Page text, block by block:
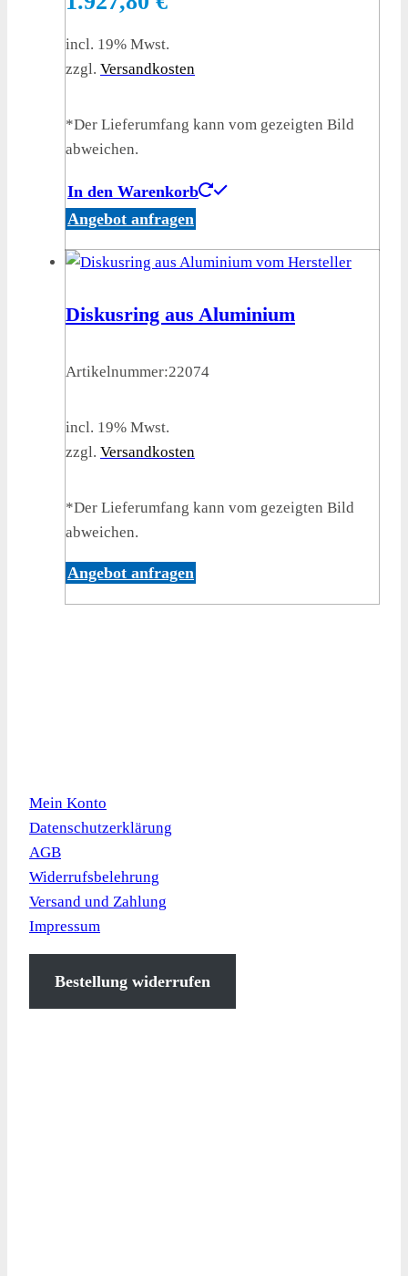
incl. 19% Mwst.
zzgl. Versandkosten
*Der Lieferumfang kann vom gezeigten Bild
abweichen.
In den Warenkorb
Angebot anfragen
Diskusring aus Aluminium
Artikelnummer:22074
incl. 19% Mwst.
zzgl. Versandkosten
*Der Lieferumfang kann vom gezeigten Bild
abweichen.
Angebot anfragen
Mein Konto
Datenschutzerklärung
AGB
Widerrufsbelehrung
Versand und Zahlung
Impressum
Bestellung widerrufen